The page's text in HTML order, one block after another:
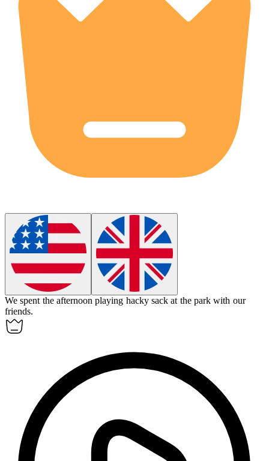
We spent the afternoon playing hacky sack at the park with our
friends.